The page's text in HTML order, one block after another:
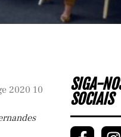
SIGA-
SOCIAIS